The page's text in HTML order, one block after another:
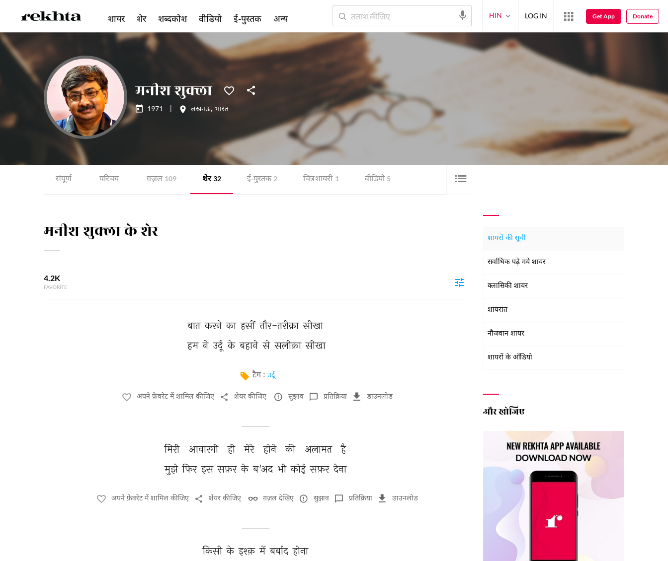
मनीश शुक्ला
1971 लखनऊ, भारत
संपूर्ण परिचय ग़ज़ल 109 शेर 32 ई-पुस्तक 2 चित्र शायरी 1 वीडियो 5
मनीश शुक्ला के शेर
4.2K
FAVORITE
बात करने का हसीं तौर-तरीक़ा सीखा
हम ने उर्दू के बहाने से सलीक़ा सीखा
टैग : उर्दू
अपने फ़ेवरेट में शामिल कीजिए शेयर कीजिए सुझाव प्रतिक्रिया डाउनलोड
मिरी आवारगी ही मेरे होने की अलामत
है
मुझे फिर इस सफ़र के ब'अद भी कोई सफ़र देना
अपने फ़ेवरेट में शामिल कीजिए शेयर कीजिए ग़ज़ल देखिए सुझाव प्रतिक्रिया डाउनलोड
किसी के इश्क़ में बर्बाद होना
शायरों की सूची
सर्वाधिक पढ़े गये शायर
क्लासिकी शायर
शायरात
नौजवान शायर
शायरों के ऑडियो
और खोजिए
शायर शेर शब्दकोश वीडियो ई-पुस्तक अन्य HIN LOG IN Get App Donate